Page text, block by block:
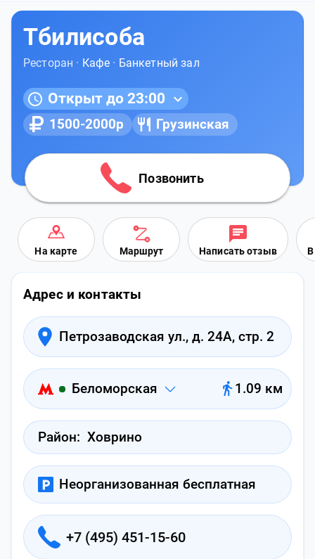
Тбилисоба
Ресторан · Кафе · Банкетный зал
Открыт до 23:00
1500-2000р Грузинская
Позвонить
На карте Маршрут Написать отзыв В
Адрес и контакты
Петрозаводская ул., д. 24А, стр. 2
Беломорская 1.09 км
Район: Ховрино
Неорганизованная бесплатная
+7 (495) 451-15-60